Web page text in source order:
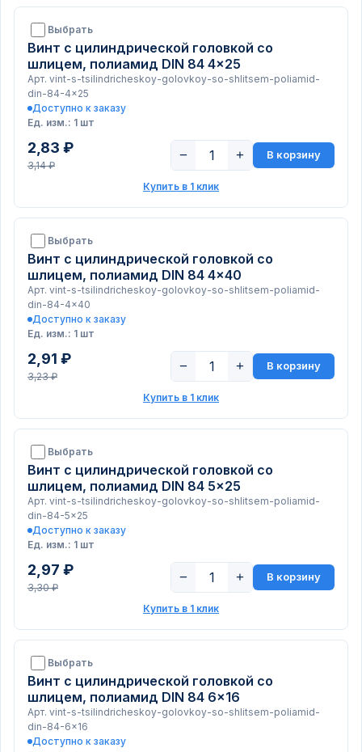
Выбрать
Винт с цилиндрической головкой со
шлицем, полиамид DIN 84 4x25
Арт. vint-s-tsilindricheskoy-golovkoy-so-shlitsem-poliamid-
din-84-4x25
Доступно к заказу
Ед. изм.: 1 шт
2,83 ₽
3,14 ₽
− + В корзину
Купить в 1 клик
Выбрать
Винт с цилиндрической головкой со
шлицем, полиамид DIN 84 4x40
Арт. vint-s-tsilindricheskoy-golovkoy-so-shlitsem-poliamid-
din-84-4x40
Доступно к заказу
Ед. изм.: 1 шт
2,91 ₽
3,23 ₽
− + В корзину
Купить в 1 клик
Выбрать
Винт с цилиндрической головкой со
шлицем, полиамид DIN 84 5x25
Арт. vint-s-tsilindricheskoy-golovkoy-so-shlitsem-poliamid-
din-84-5x25
Доступно к заказу
Ед. изм.: 1 шт
2,97 ₽
3,30 ₽
− + В корзину
Купить в 1 клик
Выбрать
Винт с цилиндрической головкой со
шлицем, полиамид DIN 84 6x16
Арт. vint-s-tsilindricheskoy-golovkoy-so-shlitsem-poliamid-
din-84-6x16
Доступно к заказу